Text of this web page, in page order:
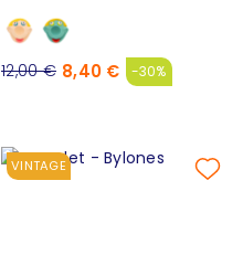
12,00 € 8,40 € -30%
VINTAGE